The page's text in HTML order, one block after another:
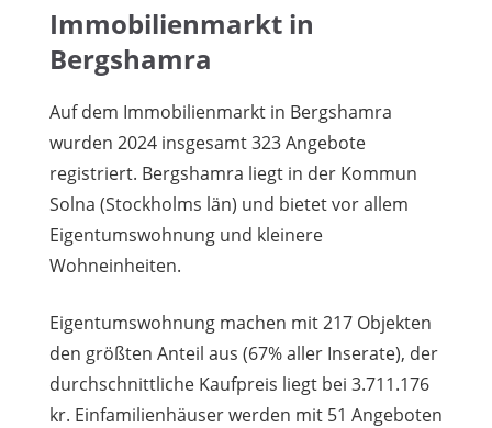
Immobilienmarkt in
Bergshamra
Auf dem Immobilienmarkt in Bergshamra
wurden 2024 insgesamt 323 Angebote
registriert. Bergshamra liegt in der Kommun
Solna (Stockholms län) und bietet vor allem
Eigentumswohnung und kleinere
Wohneinheiten.
Eigentumswohnung machen mit 217 Objekten
den größten Anteil aus (67% aller Inserate), der
durchschnittliche Kaufpreis liegt bei 3.711.176
kr. Einfamilienhäuser werden mit 51 Angeboten